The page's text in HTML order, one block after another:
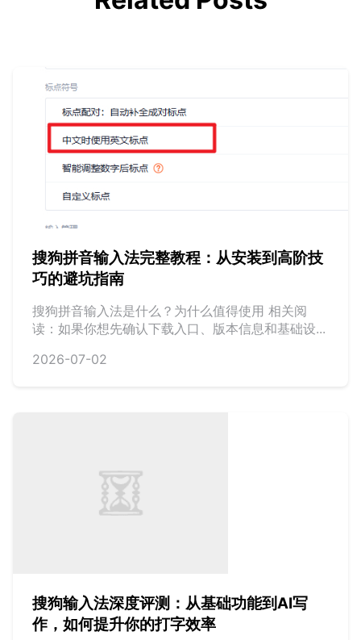
搜狗拼音输入法完整教程：从安装到高阶技
巧的避坑指南
搜狗拼音输入法是什么？为什么值得使用 相关阅
读：如果你想先确认下载入口、版本信息和基础设...
2026-07-02
搜狗输入法深度评测：从基础功能到AI写
作，如何提升你的打字效率